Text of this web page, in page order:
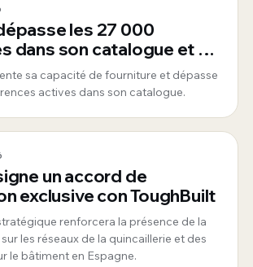
les 27 000
dans son catalogue et se
comme fournisseur global
sa capacité de fourniture et dépasse
actives dans son catalogue.
un accord de
exclusive con ToughBuilt
renforcera la présence de la
les réseaux de la quincaillerie et des
le bâtiment en Espagne.